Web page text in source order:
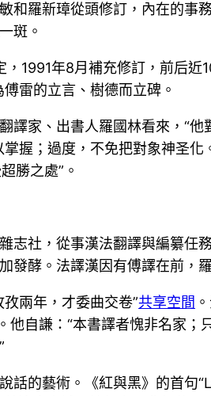
和羅新璋從頭修訂，內在的
斑。
1991年8月補充修訂，前后
雷的立言、樹德而立碑。
譯家、出書人羅國林看來，“
握；過度，不免把對象神圣
勝之處”。
志社，從事漢法翻譯與編纂任
酵。法譯漢因有傅譯在前，
兩年，才委曲交卷”共享空間
自謙：“本書譯者愧非名家
話的藝術。《紅與黑》的首